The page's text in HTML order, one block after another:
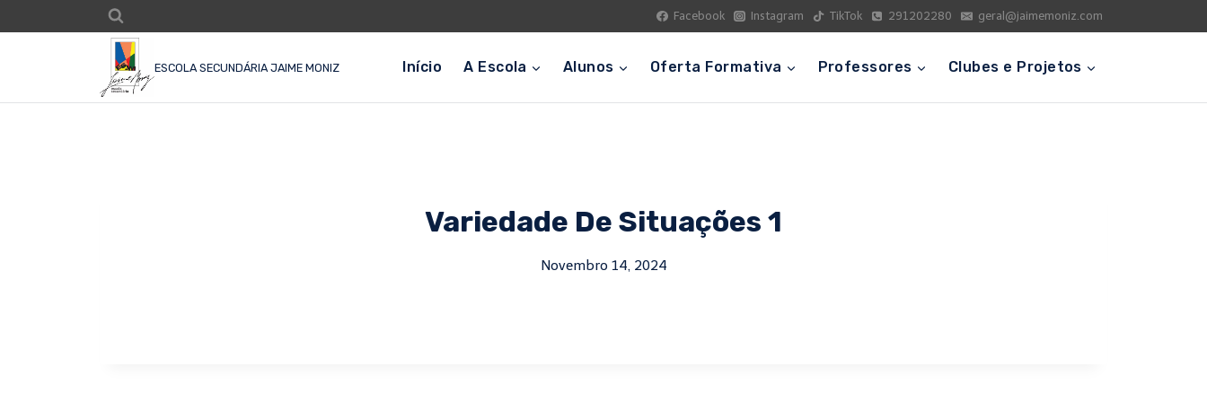
Facebook Instagram TikTok 291202280 geral@jaimemoniz.com
ESCOLA SECUNDÁRIA JAIME MONIZ Início A Escola Alunos Oferta Formativa Professores Clubes e Projetos
Variedade De Situações 1
Novembro 14, 2024